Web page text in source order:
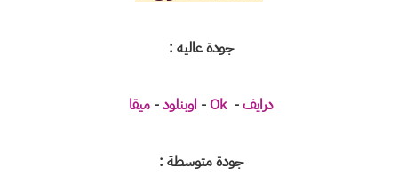
جودة عاليه :
درايف-
Ok
- اوبنلود- ميقا
جودة متوسطة :